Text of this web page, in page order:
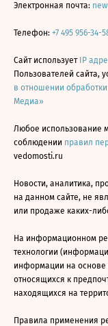
Электронная почта:
Телефон: +7 495 956-34-
Сайт использует IP
Пользователей сайта,
в отношении
Медиа»
Любое использование
соблюдении правил
vedomosti.ru
Новости, аналитика,
на данном сайте, не
или продаже каких-
На информационном
технологии
информации на основе
относящихся к
находящихся на
Правила применения